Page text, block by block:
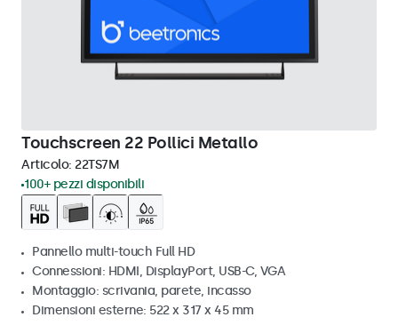
Touchscreen 22 Pollici Metallo
Articolo: 22TS7M
100+ pezzi disponibili
Pannello multi-touch Full HD
Connessioni: HDMI, DisplayPort, USB-C, VGA
Montaggio: scrivania, parete, incasso
Dimensioni esterne: 522 x 317 x 45 mm